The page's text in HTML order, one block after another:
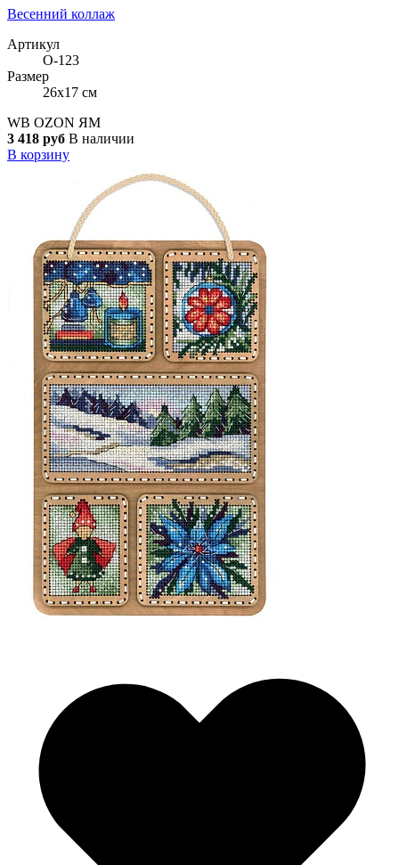
Весенний коллаж
Артикул
О-123
Размер
26x17 см
WB OZON ЯМ
3 418 руб В наличии
В корзину